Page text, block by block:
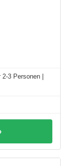
3 Personen |